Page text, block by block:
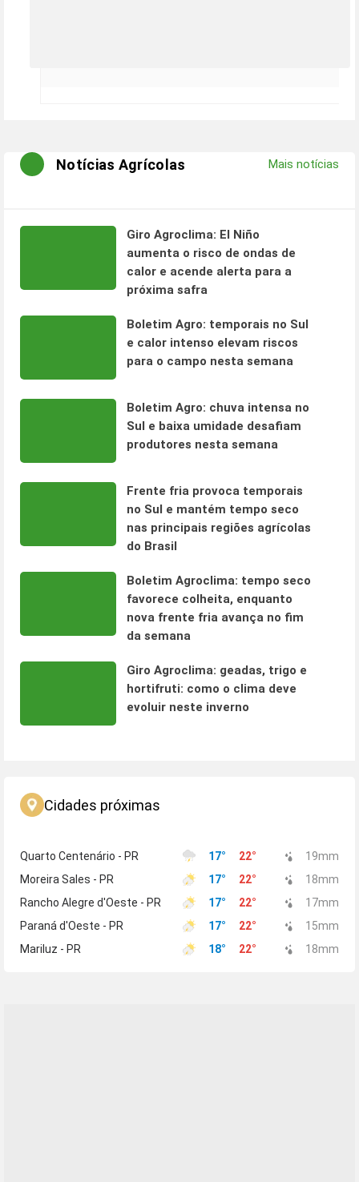
Notícias Agrícolas Mais notícias
Giro Agroclima: El Niño
aumenta o risco de ondas de
calor e acende alerta para a
próxima safra
Boletim Agro: temporais no Sul
e calor intenso elevam riscos
para o campo nesta semana
Boletim Agro: chuva intensa no
Sul e baixa umidade desafiam
produtores nesta semana
Frente fria provoca temporais
no Sul e mantém tempo seco
nas principais regiões agrícolas
do Brasil
Boletim Agroclima: tempo seco
favorece colheita, enquanto
nova frente fria avança no fim
da semana
Giro Agroclima: geadas, trigo e
hortifruti: como o clima deve
evoluir neste inverno
Cidades próximas
Quarto Centenário - PR 17° 22° 19mm
Moreira Sales - PR
17° 22° 18mm
Rancho Alegre d'Oeste - PR
17° 22° 17mm
Paraná d'Oeste - PR
17° 22° 15mm
Mariluz - PR
18° 22° 18mm